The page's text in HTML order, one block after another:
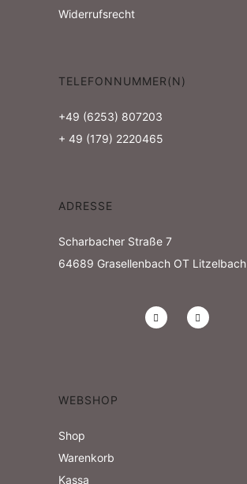
Widerrufsrecht
TELEFONNUMMER(N)
+49 (6253) 807203
+ 49 (179) 2220465
ADRESSE
Scharbacher Straße 7
64689 Grasellenbach OT Litzelbach
WEBSHOP
Shop
Warenkorb
Kassa